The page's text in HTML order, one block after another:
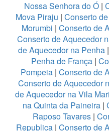
Nossa Senhora do Ó |
Mova Piraju | Conserto
Morumbi | Conserto de
Conserto de Aquecedor
de Aquecedor na Penha |
Penha de França |
Pompeia| Conserto de
Conserto de Aquecedor
de Aquecedor na Vila
na Quinta da Paineira |
Raposo Tavares|
Republica | Conserto de